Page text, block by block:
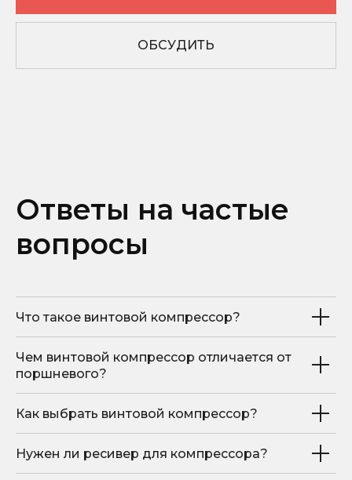
ОБСУДИТЬ
Ответы на частые
вопросы
Что такое винтовой компрессор?
Чем винтовой компрессор отличается от
поршневого?
Как выбрать винтовой компрессор?
Нужен ли ресивер для компрессора?
©Компания "Хитком" 2023—2026. Все права
ознакомиться здесь
sales@hitcom-stanki.ru
ПОКУПАТЕЛЯМ
Сервис
Оплата
Элементы ТО
Комплектующие